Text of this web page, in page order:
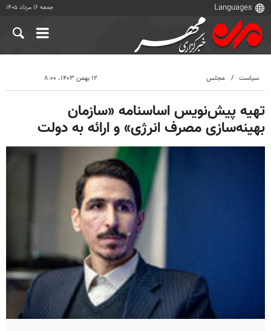
جمعه ۱۶ مرداد ۱۴۰۵
سیاست مجلس ۱۲ بهمن ۱۴۰۳، ۸:۰۰
تهیه پیش‌نویس اساسنامه «سازمان
بهینه‌سازی مصرف انرژی» و ارائه به دولت